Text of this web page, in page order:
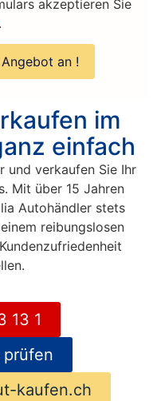
akzeptieren Sie
.
im
einfach
und verkaufen Sie Ihr
Mit über 15 Jahren
Autohändler stets
reibungslosen
13 1
kaufen.ch